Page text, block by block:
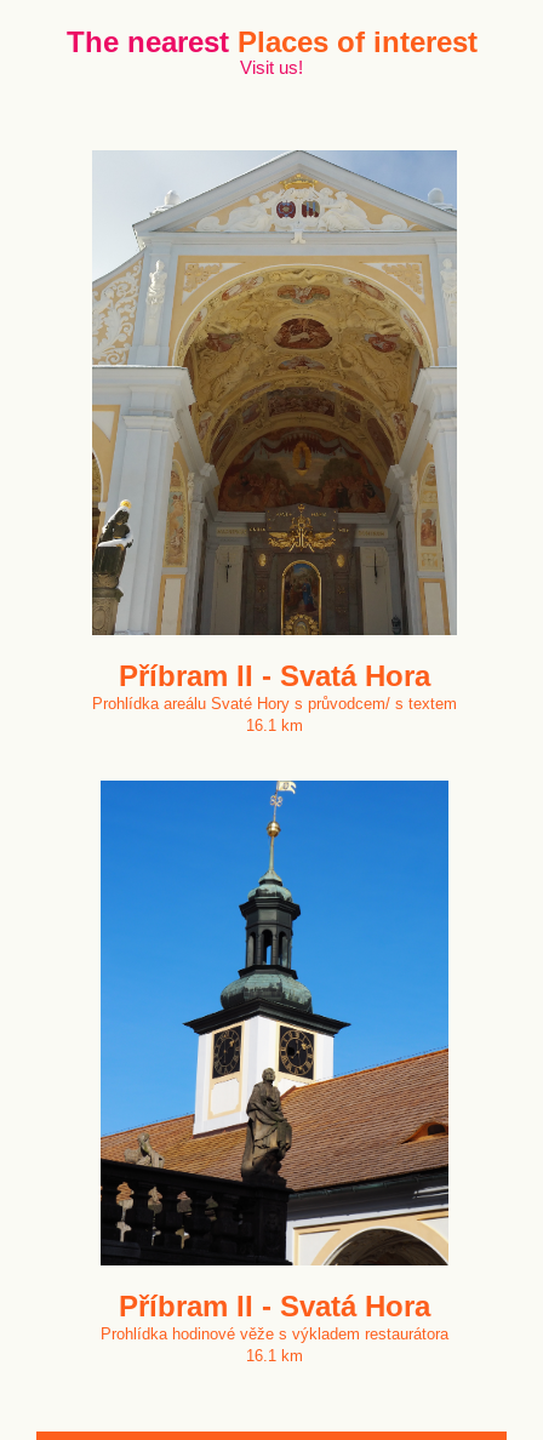
The nearest Places of interest
Visit us!
Příbram II - Svatá Hora
Prohlídka areálu Svaté Hory s průvodcem/ s textem
16.1 km
Příbram II - Svatá Hora
Prohlídka hodinové věže s výkladem restaurátora
16.1 km